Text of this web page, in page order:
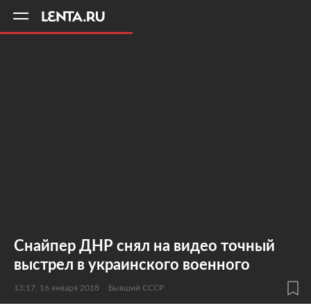
Снайпер ДНР снял на видео точный
выстрел в украинского военного
13:17, 16 января 2018 Бывший СССР